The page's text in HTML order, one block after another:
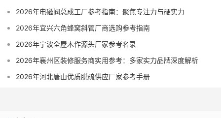
2026年电磁阀总成工厂参考指南：聚焦专注力与硬实力
2026年宜兴六角蜂窝斜管厂商选购参考指南
2026年宁波全屋木作源头厂家参考名录
2026年襄州区装修服务商实用参考：多家实力品牌深度解析
2026年河北唐山优质脱硫供应厂家参考手册